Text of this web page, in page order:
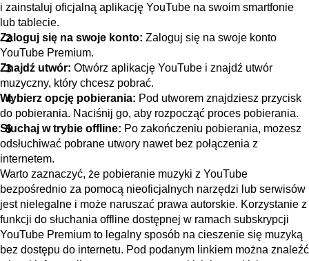
i zainstaluj oficjalną aplikację YouTube na swoim smartfonie
lub tablecie.
Zaloguj się na swoje konto: Zaloguj się na swoje konto
YouTube Premium.
Znajdź utwór: Otwórz aplikację YouTube i znajdź utwór
muzyczny, który chcesz pobrać.
Wybierz opcję pobierania: Pod utworem znajdziesz przycisk
do pobierania. Naciśnij go, aby rozpocząć proces pobierania.
Słuchaj w trybie offline: Po zakończeniu pobierania, możesz
odsłuchiwać pobrane utwory nawet bez połączenia z
internetem.
Warto zaznaczyć, że pobieranie muzyki z YouTube
bezpośrednio za pomocą nieoficjalnych narzędzi lub serwisów
jest nielegalne i może naruszać prawa autorskie. Korzystanie z
funkcji do słuchania offline dostępnej w ramach subskrypcji
YouTube Premium to legalny sposób na cieszenie się muzyką
bez dostępu do internetu. Pod podanym linkiem można znaleźć